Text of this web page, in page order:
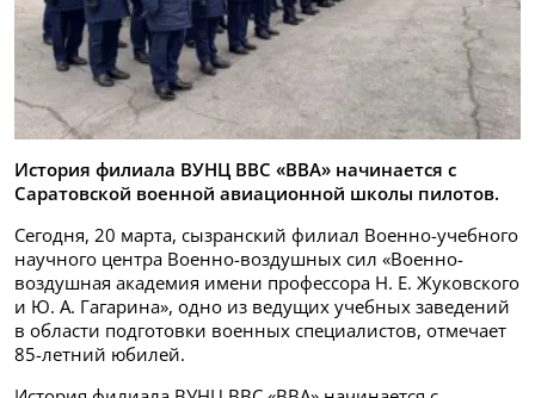
История филиала ВУНЦ ВВС «ВВА» начинается с
Саратовской военной авиационной школы пилотов.
Сегодня, 20 марта, сызранский филиал Военно-учебного
научного центра Военно-воздушных сил «Военно-
воздушная академия имени профессора Н. Е. Жуковского
и Ю. А. Гагарина», одно из ведущих учебных заведений
в области подготовки военных специалистов, отмечает
85-летний юбилей.